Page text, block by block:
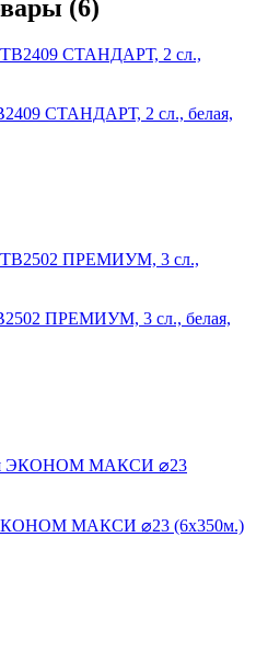
(6)
СТАНДАРТ, 2 сл., белая,
ПРЕМИУМ, 3 сл., белая,
ЭКОНОМ МАКСИ ⌀23 (6х350м.)